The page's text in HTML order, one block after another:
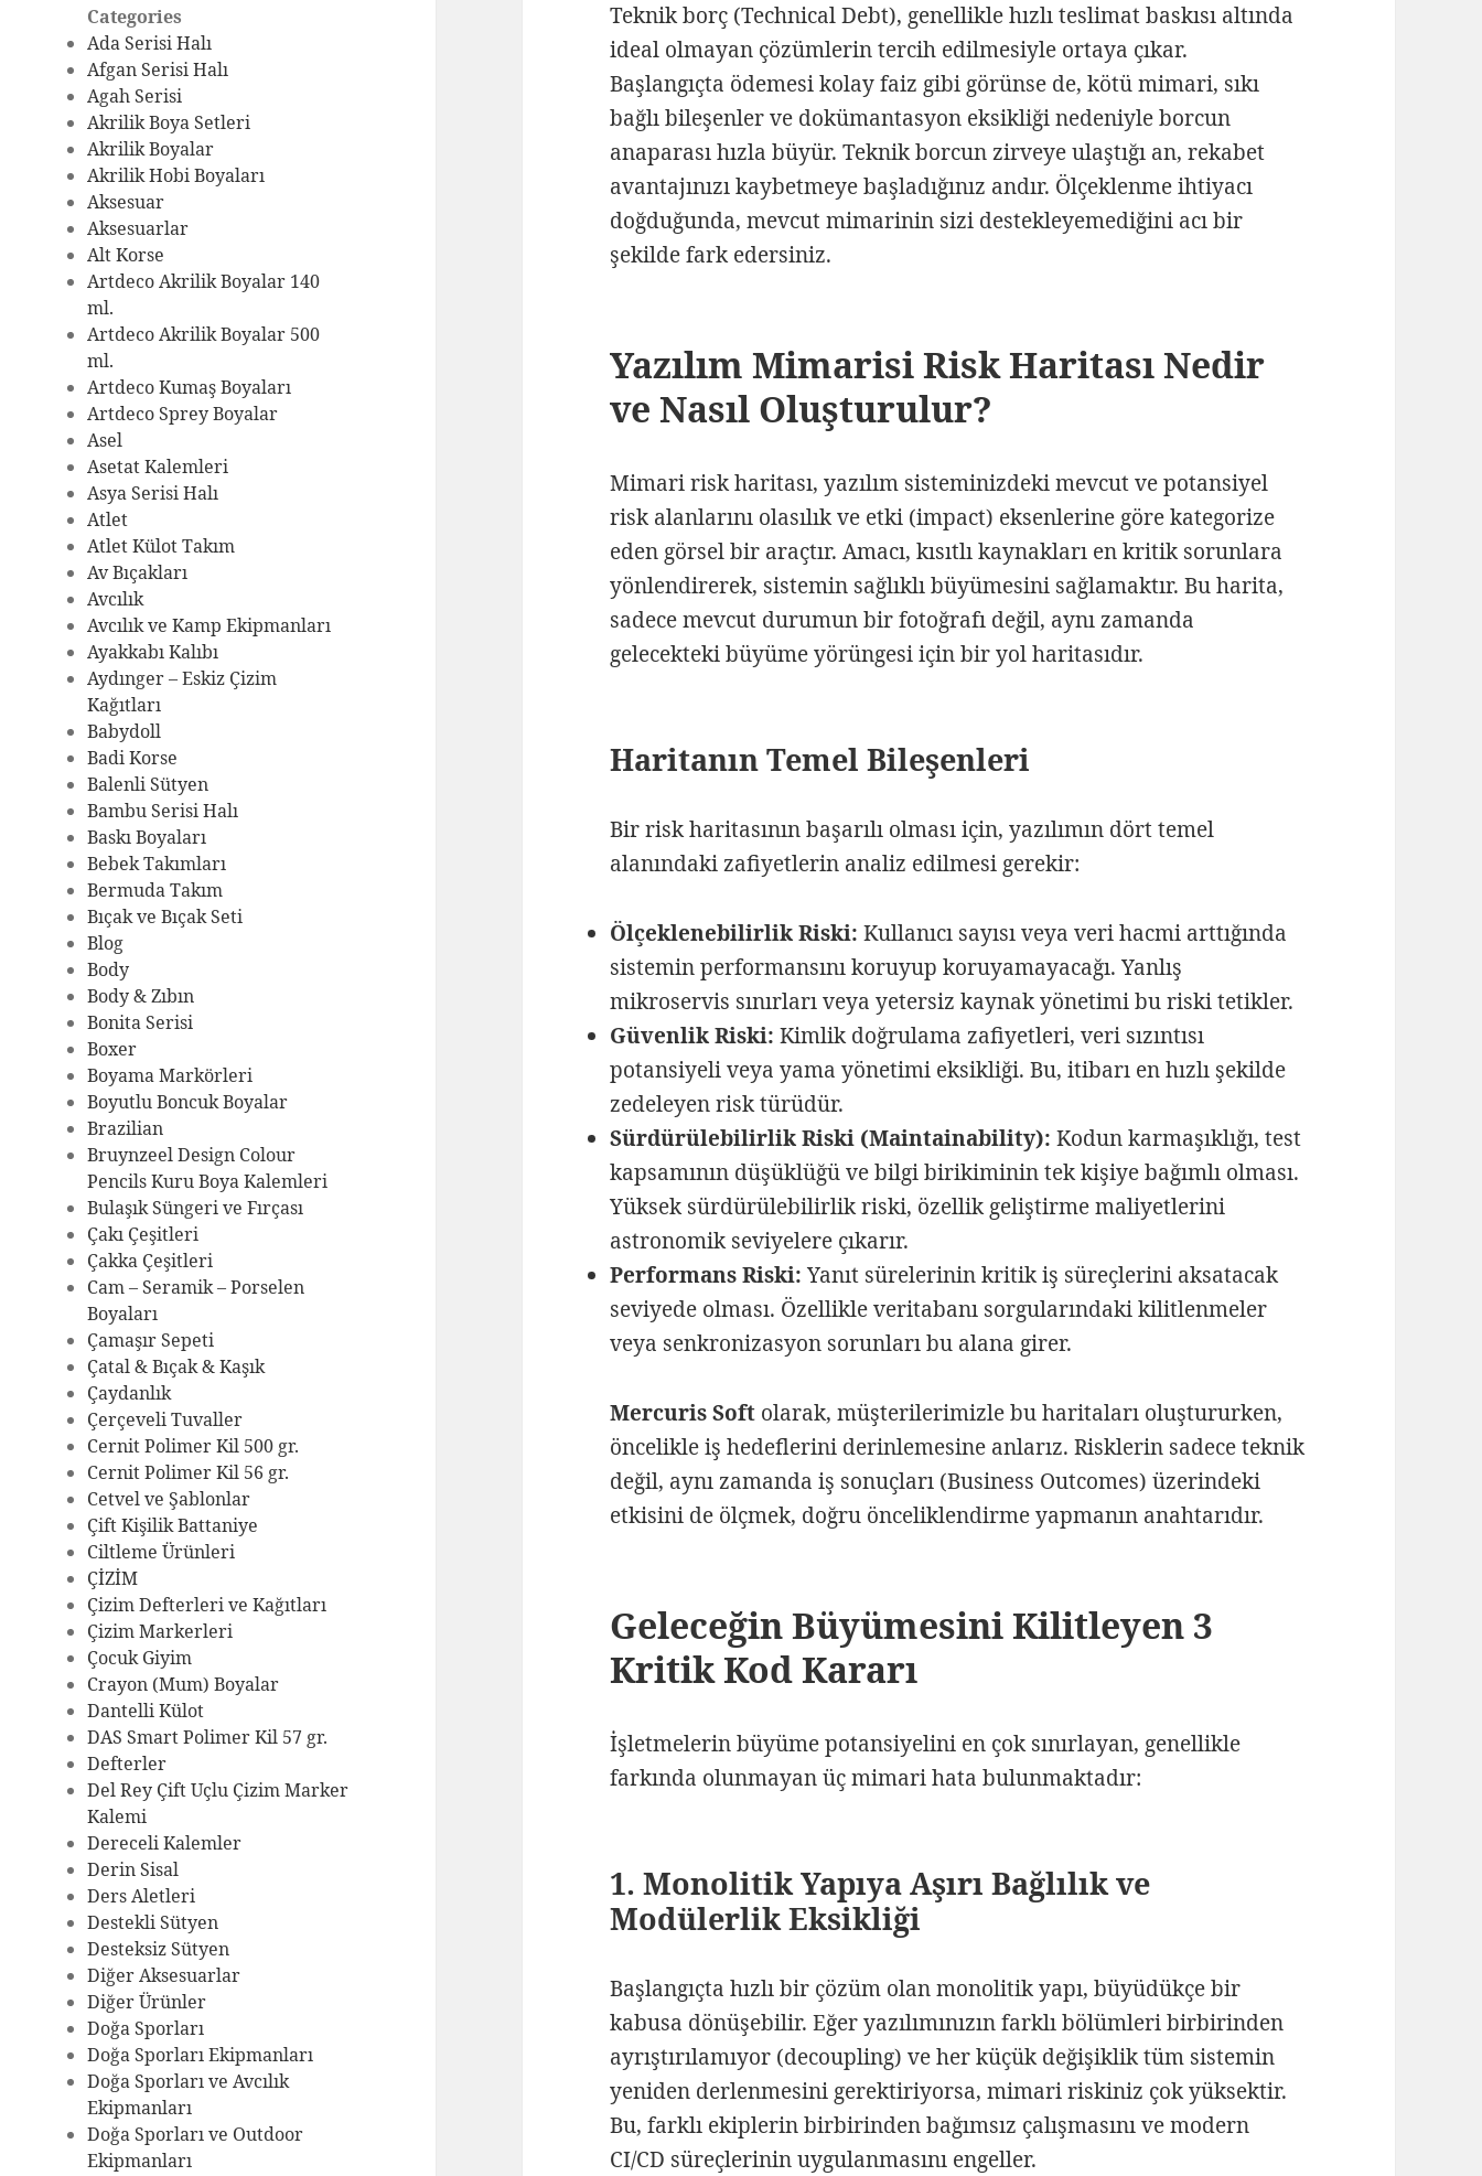
Categories
Ada Serisi Halı
Afgan Serisi Halı
Agah Serisi
Akrilik Boya Setleri
Akrilik Boyalar
Akrilik Hobi Boyaları
Aksesuar
Aksesuarlar
Alt Korse
Artdeco Akrilik Boyalar 140
ml.
Artdeco Akrilik Boyalar 500
ml.
Artdeco Kumaş Boyaları
Artdeco Sprey Boyalar
Asel
Asetat Kalemleri
Asya Serisi Halı
Atlet
Atlet Külot Takım
Av Bıçakları
Avcılık
Avcılık ve Kamp Ekipmanları
Ayakkabı Kalıbı
Aydınger – Eskiz Çizim
Kağıtları
Babydoll
Badi Korse
Balenli Sütyen
Bambu Serisi Halı
Baskı Boyaları
Bebek Takımları
Bermuda Takım
Bıçak ve Bıçak Seti
Blog
Body
Body & Zıbın
Bonita Serisi
Boxer
Boyama Markörleri
Boyutlu Boncuk Boyalar
Brazilian
Bruynzeel Design Colour
Pencils Kuru Boya Kalemleri
Bulaşık Süngeri ve Fırçası
Çakı Çeşitleri
Çakka Çeşitleri
Cam – Seramik – Porselen
Boyaları
Çamaşır Sepeti
Çatal & Bıçak & Kaşık
Çaydanlık
Çerçeveli Tuvaller
Cernit Polimer Kil 500 gr.
Cernit Polimer Kil 56 gr.
Cetvel ve Şablonlar
Çift Kişilik Battaniye
Ciltleme Ürünleri
ÇİZİM
Çizim Defterleri ve Kağıtları
Çizim Markerleri
Çocuk Giyim
Crayon (Mum) Boyalar
Dantelli Külot
DAS Smart Polimer Kil 57 gr.
Defterler
Del Rey Çift Uçlu Çizim Marker
Kalemi
Dereceli Kalemler
Derin Sisal
Ders Aletleri
Destekli Sütyen
Desteksiz Sütyen
Diğer Aksesuarlar
Diğer Ürünler
Doğa Sporları
Doğa Sporları Ekipmanları
Doğa Sporları ve Avcılık
Ekipmanları
Doğa Sporları ve Outdoor
Ekipmanları
Teknik borç (Technical Debt), genellikle hızlı teslimat baskısı altında
ideal olmayan çözümlerin tercih edilmesiyle ortaya çıkar.
Başlangıçta ödemesi kolay faiz gibi görünse de, kötü mimari, sıkı
bağlı bileşenler ve dokümantasyon eksikliği nedeniyle borcun
anaparası hızla büyür. Teknik borcun zirveye ulaştığı an, rekabet
avantajınızı kaybetmeye başladığınız andır. Ölçeklenme ihtiyacı
doğduğunda, mevcut mimarinin sizi destekleyemediğini acı bir
şekilde fark edersiniz.
Yazılım Mimarisi Risk Haritası Nedir
ve Nasıl Oluşturulur?
Mimari risk haritası, yazılım sisteminizdeki mevcut ve potansiyel
risk alanlarını olasılık ve etki (impact) eksenlerine göre kategorize
eden görsel bir araçtır. Amacı, kısıtlı kaynakları en kritik sorunlara
yönlendirerek, sistemin sağlıklı büyümesini sağlamaktır. Bu harita,
sadece mevcut durumun bir fotoğrafı değil, aynı zamanda
gelecekteki büyüme yörüngesi için bir yol haritasıdır.
Haritanın Temel Bileşenleri
Bir risk haritasının başarılı olması için, yazılımın dört temel
alanındaki zafiyetlerin analiz edilmesi gerekir:
Ölçeklenebilirlik Riski: Kullanıcı sayısı veya veri hacmi arttığında
sistemin performansını koruyup koruyamayacağı. Yanlış
mikroservis sınırları veya yetersiz kaynak yönetimi bu riski tetikler.
Güvenlik Riski: Kimlik doğrulama zafiyetleri, veri sızıntısı
potansiyeli veya yama yönetimi eksikliği. Bu, itibarı en hızlı şekilde
zedeleyen risk türüdür.
Sürdürülebilirlik Riski (Maintainability): Kodun karmaşıklığı, test
kapsamının düşüklüğü ve bilgi birikiminin tek kişiye bağımlı olması.
Yüksek sürdürülebilirlik riski, özellik geliştirme maliyetlerini
astronomik seviyelere çıkarır.
Performans Riski: Yanıt sürelerinin kritik iş süreçlerini aksatacak
seviyede olması. Özellikle veritabanı sorgularındaki kilitlenmeler
veya senkronizasyon sorunları bu alana girer.
Mercuris Soft olarak, müşterilerimizle bu haritaları oluştururken,
öncelikle iş hedeflerini derinlemesine anlarız. Risklerin sadece teknik
değil, aynı zamanda iş sonuçları (Business Outcomes) üzerindeki
etkisini de ölçmek, doğru önceliklendirme yapmanın anahtarıdır.
Geleceğin Büyümesini Kilitleyen 3
Kritik Kod Kararı
İşletmelerin büyüme potansiyelini en çok sınırlayan, genellikle
farkında olunmayan üç mimari hata bulunmaktadır:
1. Monolitik Yapıya Aşırı Bağlılık ve
Modülerlik Eksikliği
Başlangıçta hızlı bir çözüm olan monolitik yapı, büyüdükçe bir
kabusa dönüşebilir. Eğer yazılımınızın farklı bölümleri birbirinden
ayrıştırılamıyor (decoupling) ve her küçük değişiklik tüm sistemin
yeniden derlenmesini gerektiriyorsa, mimari riskiniz çok yüksektir.
Bu, farklı ekiplerin birbirinden bağımsız çalışmasını ve modern
CI/CD süreçlerinin uygulanmasını engeller.